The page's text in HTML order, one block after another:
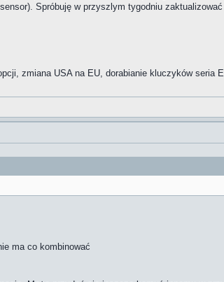
Spróbuję w przyszlym tygodniu
zmiana USA na EU, dorabianie kluczyków seria
ma co kombinować